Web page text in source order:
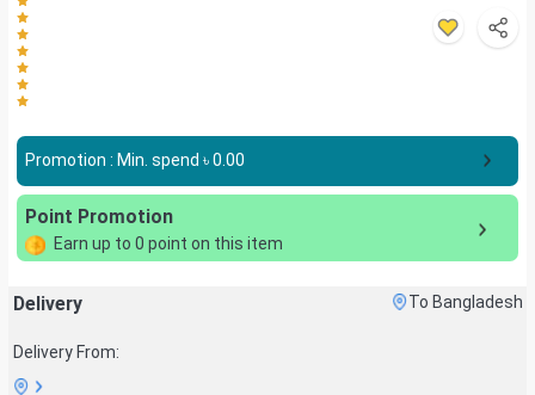
Promotion : Min. spend ৳0.00
Point Promotion
Earn up to 0 point on this item
Delivery To Bangladesh
Delivery From: